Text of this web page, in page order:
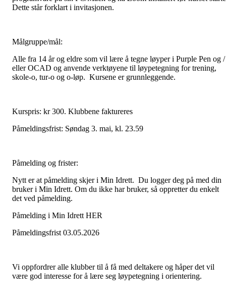
Dette står forklart i invitasjonen.
Målgruppe/mål:
Alle fra 14 år og eldre som vil lære å tegne løyper i Purple Pen og /
eller OCAD og anvende verktøyene til løypetegning for trening,
skole-o, tur-o og o-løp. Kursene er grunnleggende.
Kurspris: kr 300. Klubbene faktureres
Påmeldingsfrist: Søndag 3. mai, kl. 23.59
Påmelding og frister:
Nytt er at påmelding skjer i Min Idrett. Du logger deg på med din
bruker i Min Idrett. Om du ikke har bruker, så oppretter du enkelt
det ved påmelding.
Påmelding i Min Idrett HER
Påmeldingsfrist 03.05.2026
Vi oppfordrer alle klubber til å få med deltakere og håper det vil
være god interesse for å lære seg løypetegning i orientering.